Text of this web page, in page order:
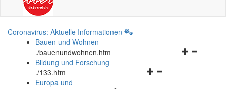
Coronavirus: Aktuelle Informationen
Bauen und Wohnen
./bauenundwohnen.htm
Navigationsmenü
Bildung und Forschung
./133.htm
Europa und